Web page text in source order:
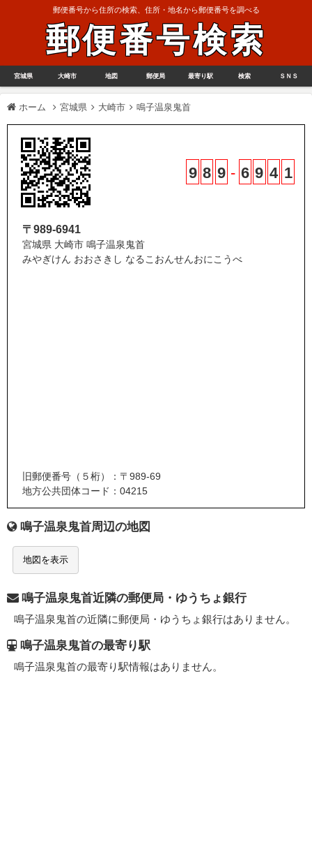
郵便番号から住所の検索、住所・地名から郵便番号を調べる
郵便番号検索
宮城県 大崎市 地図 郵便局 最寄り駅 検索 ＳＮＳ
ホーム 宮城県 大崎市 鳴子温泉鬼首
9 8 9 - 6 9 4 1
〒989-6941
宮城県 大崎市 鳴子温泉鬼首
みやぎけん おおさきし なるこおんせんおにこうべ
旧郵便番号（５桁）：〒989-69
地方公共団体コード：04215
鳴子温泉鬼首周辺の地図
地図を表示
鳴子温泉鬼首近隣の郵便局・ゆうちょ銀行
鳴子温泉鬼首の近隣に郵便局・ゆうちょ銀行はありません。
鳴子温泉鬼首の最寄り駅
鳴子温泉鬼首の最寄り駅情報はありません。